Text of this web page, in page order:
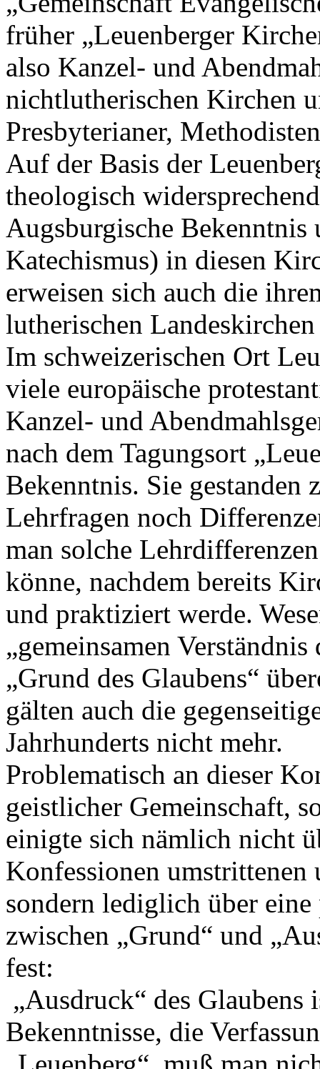
früher „Leuenberger
also Kanzel- und
nichtlutherischen Kirchen
Presbyterianer,
Auf der Basis der
theologisch
Augsburgische Bekenntnis
Katechismus) in diesen
erweisen sich auch die
lutherischen
Im schweizerischen Ort
viele europäische
Kanzel- und
nach dem Tagungsort
Bekenntnis. Sie gestanden
Lehrfragen noch
man solche
könne, nachdem bereits
und praktiziert werde.
„gemeinsamen
„Grund des Glaubens“
gälten auch die
Jahrhunderts nicht mehr.
Problematisch an dieser
geistlicher Gemeinschaft,
einigte sich nämlich nicht
Konfessionen umstrittenen
sondern lediglich über
zwischen „Grund“ und
fest:
„Ausdruck“ des
Bekenntnisse, die